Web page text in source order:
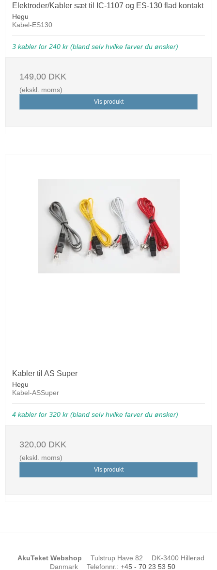
Elektroder/Kabler sæt til IC-1107 og ES-130 flad kontakt
Hegu
Kabel-ES130
3 kabler for 240 kr (bland selv hvilke farver du ønsker)
149,00 DKK
(ekskl. moms)
Vis produkt
Kabler til AS Super
Hegu
Kabel-ASSuper
4 kabler for 320 kr (bland selv hvilke farver du ønsker)
320,00 DKK
(ekskl. moms)
Vis produkt
AkuTeket Webshop Tulstrup Have 82
DK-3400 Hillerød
Danmark
Telefonnr. : +45 - 70 23 53 50